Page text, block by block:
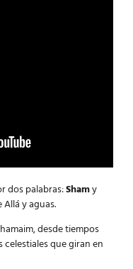
dos palabras:Shamy
y aguas.
desde tiempos
que giran en